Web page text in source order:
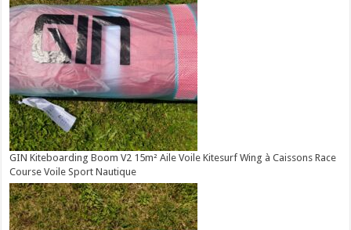
GIN Kiteboarding Boom V2 15m² Aile Voile Kitesurf Wing à Caissons Race
Course Voile Sport Nautique